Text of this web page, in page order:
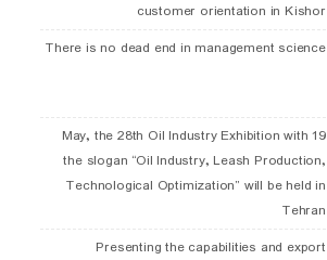
customer orientation in Kishor
There is no dead end in management science
19 May, the 28th Oil Industry Exhibition with
the slogan “Oil Industry, Leash Production,
Technological Optimization” will be held in
Tehran
Presenting the capabilities and export